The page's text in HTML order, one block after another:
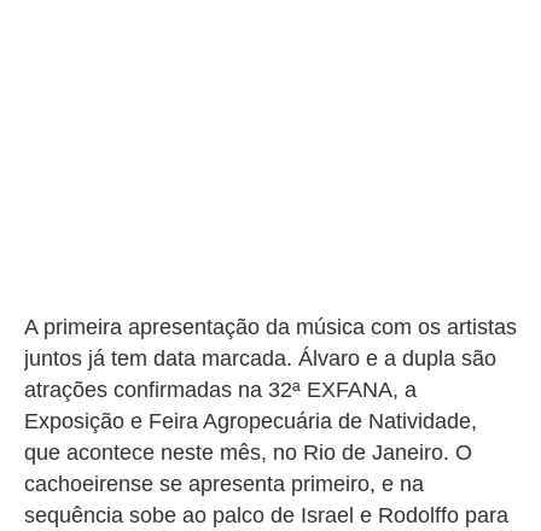
A primeira apresentação da música com os artistas
juntos já tem data marcada. Álvaro e a dupla são
atrações confirmadas na 32ª EXFANA, a
Exposição e Feira Agropecuária de Natividade,
que acontece neste mês, no Rio de Janeiro. O
cachoeirense se apresenta primeiro, e na
sequência sobe ao palco de Israel e Rodolffo para